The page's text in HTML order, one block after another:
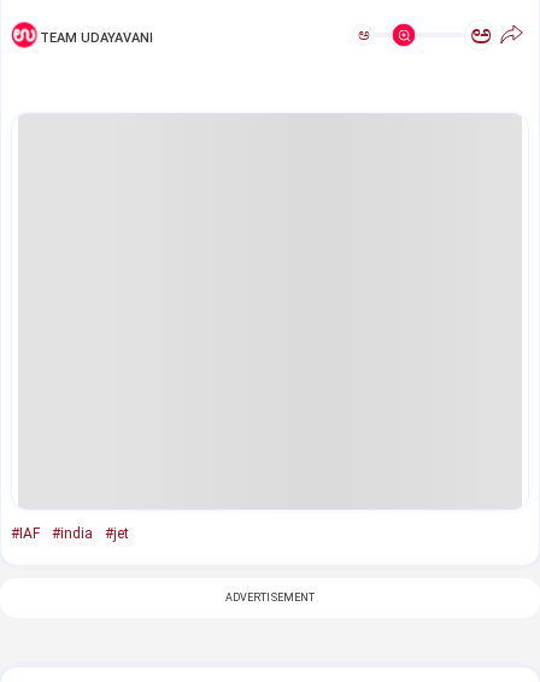
TEAM UDAYAVANI ಅ ಅ
#IAF #india #jet
ADVERTISEMENT